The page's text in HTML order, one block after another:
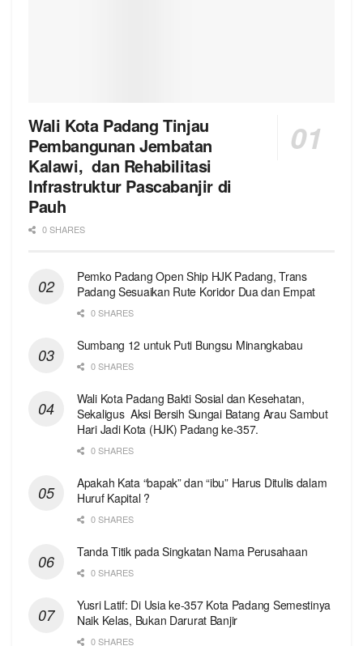
Wali Kota Padang Tinjau
Pembangunan Jembatan
Kalawi, dan Rehabilitasi
Infrastruktur Pascabanjir di
Pauh
0 SHARES
Pemko Padang Open Ship HJK Padang, Trans
Padang Sesuaikan Rute Koridor Dua dan Empat
0 SHARES
Sumbang 12 untuk Puti Bungsu Minangkabau
0 SHARES
Wali Kota Padang Bakti Sosial dan Kesehatan,
Sekaligus Aksi Bersih Sungai Batang Arau Sambut
Hari Jadi Kota (HJK) Padang ke-357.
0 SHARES
Apakah Kata “bapak” dan “ibu” Harus Ditulis dalam
Huruf Kapital ?
0 SHARES
Tanda Titik pada Singkatan Nama Perusahaan
0 SHARES
Yusri Latif: Di Usia ke-357 Kota Padang Semestinya
Naik Kelas, Bukan Darurat Banjir
0 SHARES